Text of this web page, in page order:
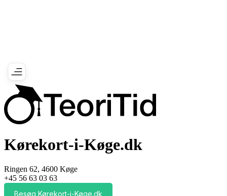
Kørekort-i-Køge.dk
Ringen 62, 4600 Køge
+45 56 63 03 63
Besøg Kørekort-i-Køge.dk